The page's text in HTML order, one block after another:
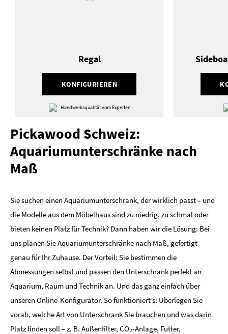
KONFIGURIEREN
Regal
Handwerksqualität vom Experten
Pickawood Schweiz:
Aquariumunterschränke nach
Maß
Sie suchen einen Aquariumunterschrank, der wirklich passt – und
die Modelle aus dem Möbelhaus sind zu niedrig, zu schmal oder
bieten keinen Platz für Technik? Dann haben wir die Lösung: Bei
uns planen Sie Aquariumunterschränke nach Maß, gefertigt
genau für Ihr Zuhause. Der Vorteil: Sie bestimmen die
Abmessungen selbst und passen den Unterschrank perfekt an
Aquarium, Raum und Technik an. Und das ganz einfach über
unseren Online-Konfigurator. So funktioniert’s: Überlegen Sie
vorab, welche Art von Unterschrank Sie brauchen und was darin
Platz finden soll – z. B. Außenfilter, CO₂-Anlage, Futter,